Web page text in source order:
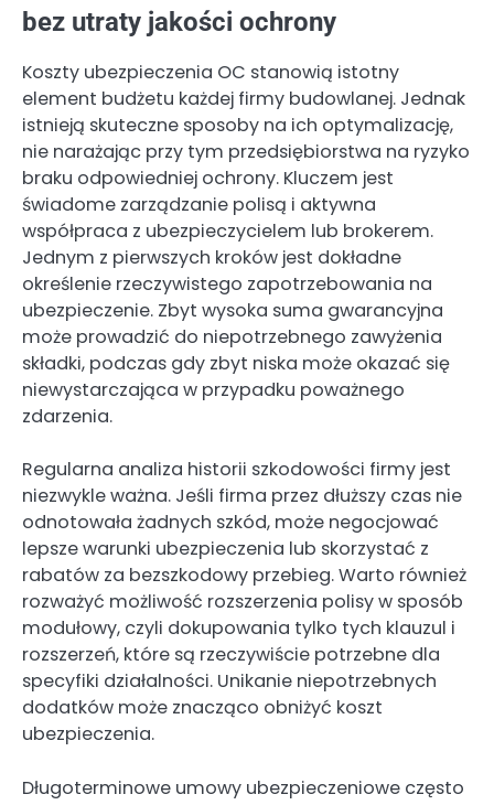
bez utraty jakości ochrony
Koszty ubezpieczenia OC stanowią istotny
element budżetu każdej firmy budowlanej. Jednak
istnieją skuteczne sposoby na ich optymalizację,
nie narażając przy tym przedsiębiorstwa na ryzyko
braku odpowiedniej ochrony. Kluczem jest
świadome zarządzanie polisą i aktywna
współpraca z ubezpieczycielem lub brokerem.
Jednym z pierwszych kroków jest dokładne
określenie rzeczywistego zapotrzebowania na
ubezpieczenie. Zbyt wysoka suma gwarancyjna
może prowadzić do niepotrzebnego zawyżenia
składki, podczas gdy zbyt niska może okazać się
niewystarczająca w przypadku poważnego
zdarzenia.
Regularna analiza historii szkodowości firmy jest
niezwykle ważna. Jeśli firma przez dłuższy czas nie
odnotowała żadnych szkód, może negocjować
lepsze warunki ubezpieczenia lub skorzystać z
rabatów za bezszkodowy przebieg. Warto również
rozważyć możliwość rozszerzenia polisy w sposób
modułowy, czyli dokupowania tylko tych klauzul i
rozszerzeń, które są rzeczywiście potrzebne dla
specyfiki działalności. Unikanie niepotrzebnych
dodatków może znacząco obniżyć koszt
ubezpieczenia.
Długoterminowe umowy ubezpieczeniowe często